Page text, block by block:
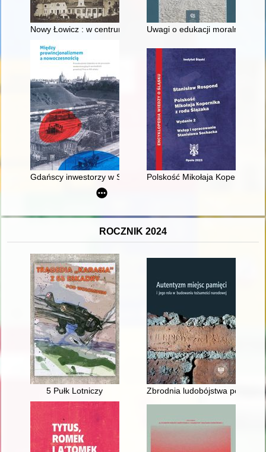
Nowy Łowicz : w centrum poligonu drawskiego od
Uwagi o edukacji moralnej
Gdańscy inwestorzy w Sopocie : prestiż finansowy i
Polskość Mikołaja Kopernika z
ROCZNIK 2024
5 Pułk Lotniczy Zbrodnia ludobójstwa